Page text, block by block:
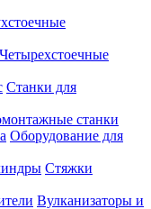
Четырехстоечные
Станки для
станки
Оборудование для
Стяжки
Вулканизаторы и